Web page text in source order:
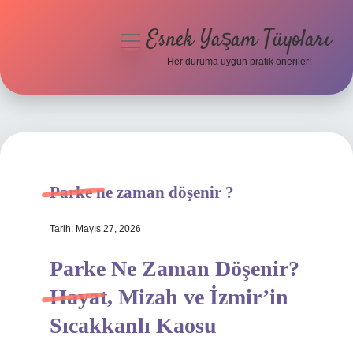
Hakkımızda
menüyüEsnek Yaşam Tüyoları
Her duruma uygun pratik öneriler!
Parke ne zaman döşenir ?
Tarih: Mayıs 27, 2026
Parke Ne Zaman Döşenir?
Hayat, Mizah ve İzmir’in
Sıcakkanlı Kaosu